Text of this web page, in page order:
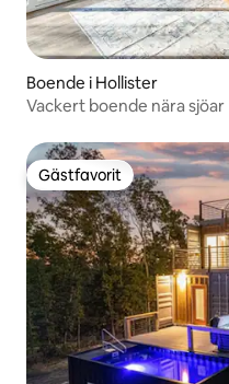
Boende i Hollister
Vackert boende nära sjöar
Gästfavorit
Gästfavorit